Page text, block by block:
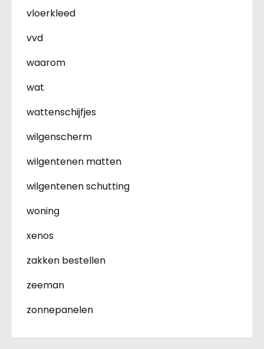
vloerkleed
vvd
waarom
wat
wattenschijfjes
wilgenscherm
wilgentenen matten
wilgentenen schutting
woning
xenos
zakken bestellen
zeeman
zonnepanelen